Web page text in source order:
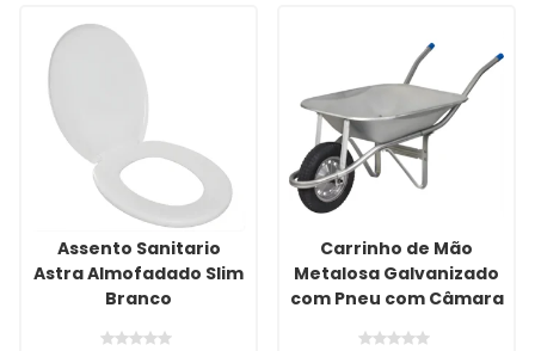
Assento Sanitario
Astra Almofadado Slim
Branco
Carrinho de Mão
Metalosa Galvanizado
com Pneu com Câmara